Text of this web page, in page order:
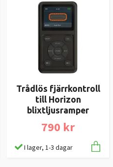
Trådlös fjärrkontroll
till Horizon
blixtljusramper
790 kr
I lager, 1-3 dagar